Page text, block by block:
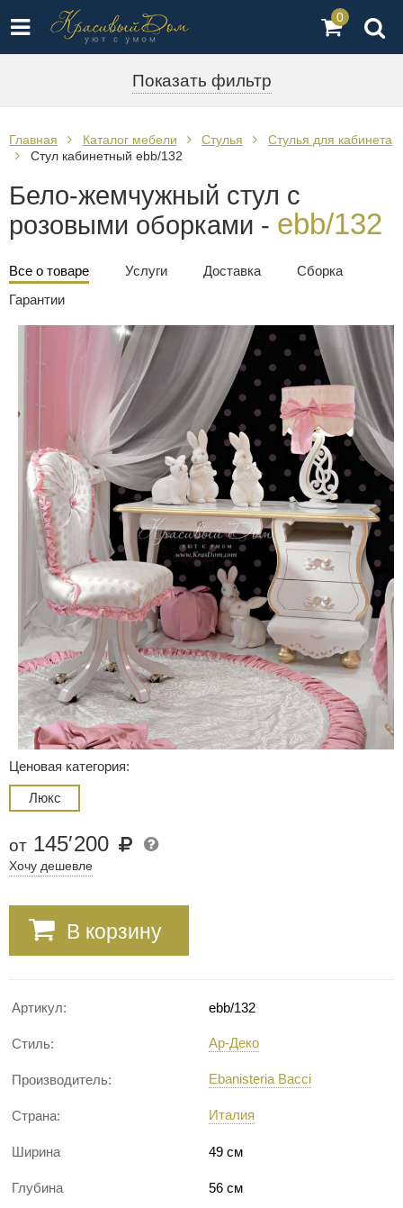
0
Показать фильтр
Главная Каталог мебели Стулья
Стулья для кабинета
Стул кабинетный ebb/132
Бело-жемчужный стул с
розовыми оборками - ebb/132
Все о товаре Услуги Доставка
Сборка
Гарантии
Ценовая категория:
Люкс
от 145′200
Хочу дешевле
В корзину
Артикул: ebb/132
Стиль: Ар-Деко
Производитель: Ebanisteria Bacci
Страна: Италия
Ширина 49 см
Глубина 56 см